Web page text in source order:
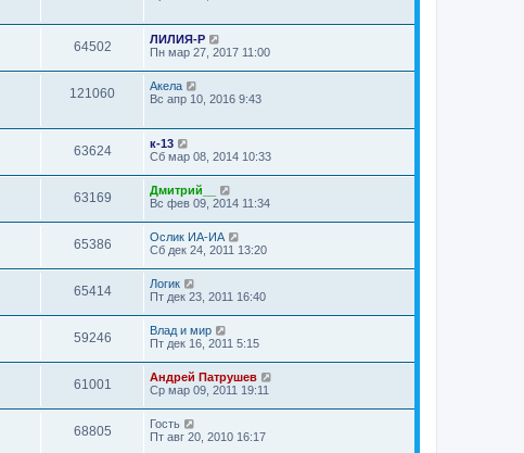
64502
ЛИЛИЯ-Р
Пн мар 27, 2017 11:00
121060
Акела
Вс апр 10, 2016 9:43
63624
к-13
Сб мар 08, 2014 10:33
63169
Дмитрий__
Вс фев 09, 2014 11:34
65386
Ослик ИА-ИА
Сб дек 24, 2011 13:20
65414
Логик
Пт дек 23, 2011 16:40
59246
Влад и мир
Пт дек 16, 2011 5:15
61001
Андрей Патрушев
Ср мар 09, 2011 19:11
68805
Гость
Пт авг 20, 2010 16:17